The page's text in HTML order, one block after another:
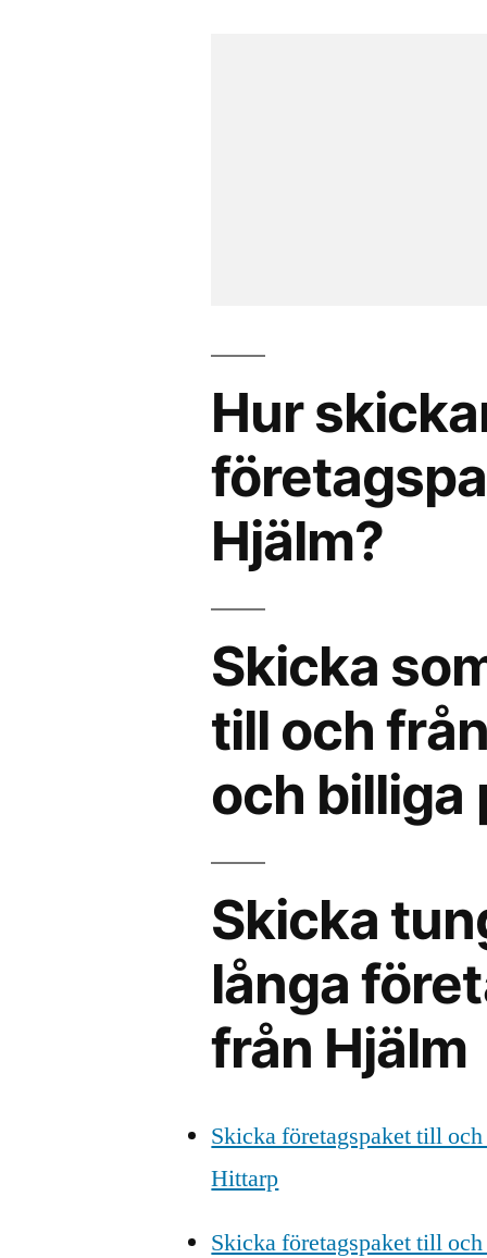
Hur
Hjälm?
Skicka
till och
och billiga
Skicka
långa
från Hjälm
Skicka företagspaket till
Hittarp
Skicka företagspaket till